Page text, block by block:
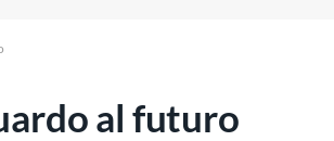
al futuro